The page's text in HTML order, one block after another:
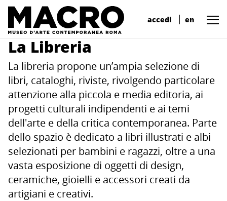
accedi en
La Libreria
La libreria propone un’ampia selezione di
libri, cataloghi, riviste, rivolgendo particolare
attenzione alla piccola e media editoria, ai
progetti culturali indipendenti e ai temi
dell'arte e della critica contemporanea. Parte
dello spazio è dedicato a libri illustrati e albi
selezionati per bambini e ragazzi, oltre a una
vasta esposizione di oggetti di design,
ceramiche, gioielli e accessori creati da
artigiani e creativi.